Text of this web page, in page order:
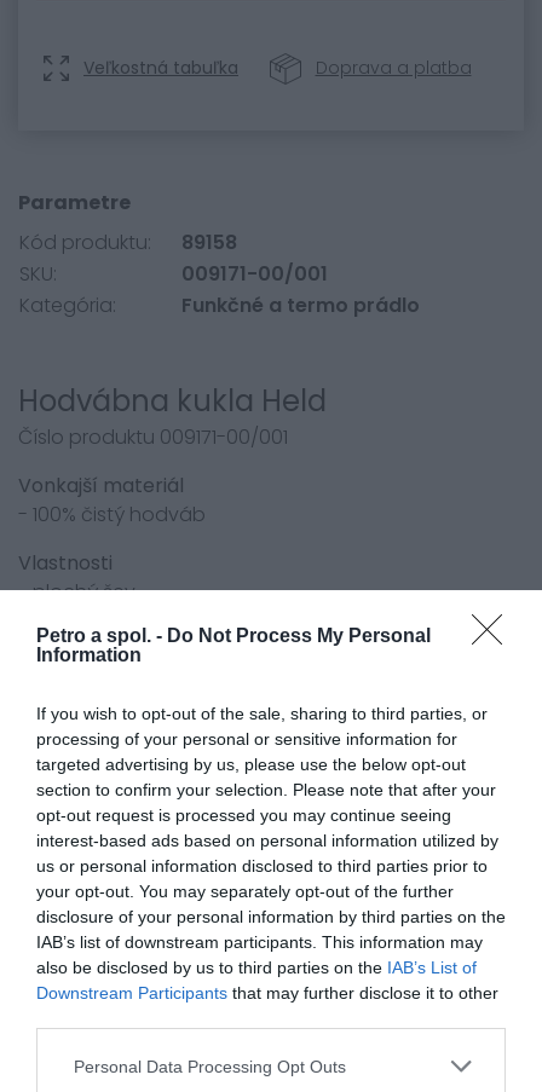
Petro a spol. - Do Not Process My Personal
Information
If you wish to opt-out of the sale, sharing to third parties, or
processing of your personal or sensitive information for
targeted advertising by us, please use the below opt-out
section to confirm your selection. Please note that after your
opt-out request is processed you may continue seeing
interest-based ads based on personal information utilized by
us or personal information disclosed to third parties prior to
your opt-out. You may separately opt-out of the further
disclosure of your personal information by third parties on the
IAB’s list of downstream participants. This information may
also be disclosed by us to third parties on the IAB’s List of
Downstream Participants that may further disclose it to other
Personal Data Processing Opt Outs
Veľkostná tabuľka Doprava a platba
Parametre
Kód produktu:
89158
SKU:
009171-00/001
Kategória:
Funkčné a termo prádlo
Hodvábna kukla Held
Číslo produktu 009171-00/001
Vonkajší materiál
- 100% čistý hodváb
Vlastnosti
- plochý šev
Farby
- čierna 01
Veľkosti
- univerzálna veľkosť
0.0